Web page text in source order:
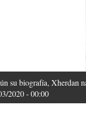
su biografía, Xherdan
2020 - 00:00